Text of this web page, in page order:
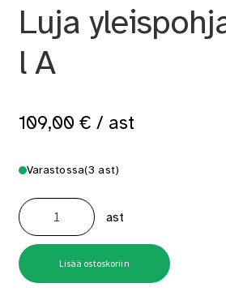
Luja
l A
109,00 € / ast
Varastossa(3 ast)
Luja
yleispohjamaali
9
l
määrä
ast
Lisää ostoskoriin